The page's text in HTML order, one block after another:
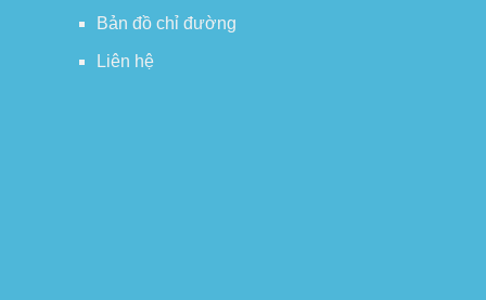
Bản đồ chỉ đường
Liên hệ